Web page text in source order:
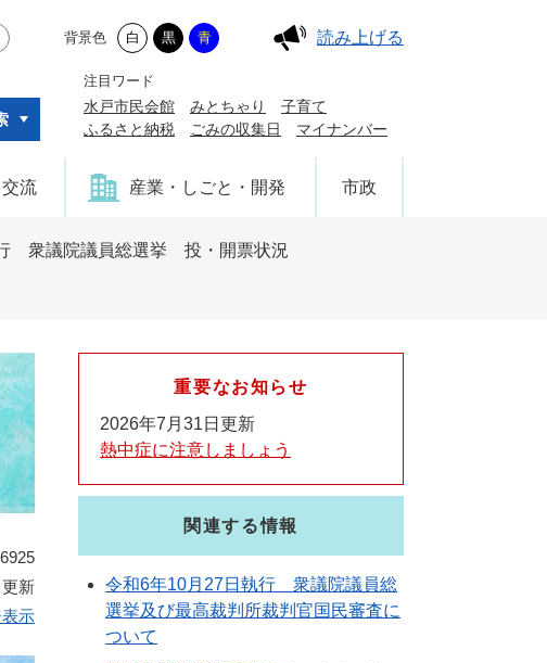
背景色 白 黒 青 読み上げる
注目ワード
水戸市民会館 みとちゃり
子育て
ふるさと納税
ごみの収集日 マイナンバー
流 産業・しごと・開発 市政
衆議院議員総選挙 投・開票状況
新
示
重要なお知らせ
2026年7月31日更新
熱中症に注意しましょう
関連する情報
令和6年10月27日執行 衆議院議員総
選挙及び最高裁判所裁判官国民審査に
ついて